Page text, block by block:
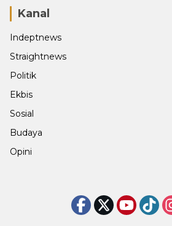
Kanal
Indeptnews
Straightnews
Politik
Ekbis
Sosial
Budaya
Opini